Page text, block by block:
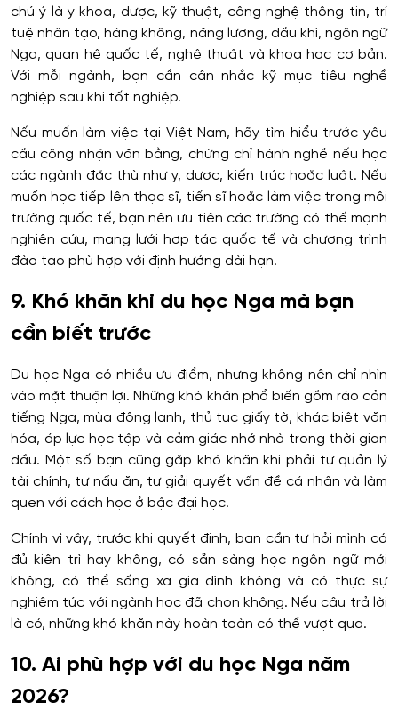
chú ý là y khoa, dược, kỹ thuật, công nghệ thông tin, trí
tuệ nhân tạo, hàng không, năng lượng, dầu khí, ngôn ngữ
Nga, quan hệ quốc tế, nghệ thuật và khoa học cơ bản.
Với mỗi ngành, bạn cần cân nhắc kỹ mục tiêu nghề
nghiệp sau khi tốt nghiệp.
Nếu muốn làm việc tại Việt Nam, hãy tìm hiểu trước yêu
cầu công nhận văn bằng, chứng chỉ hành nghề nếu học
các ngành đặc thù như y, dược, kiến trúc hoặc luật. Nếu
muốn học tiếp lên thạc sĩ, tiến sĩ hoặc làm việc trong môi
trường quốc tế, bạn nên ưu tiên các trường có thế mạnh
nghiên cứu, mạng lưới hợp tác quốc tế và chương trình
đào tạo phù hợp với định hướng dài hạn.
9. Khó khăn khi du học Nga mà bạn
cần biết trước
Du học Nga có nhiều ưu điểm, nhưng không nên chỉ nhìn
vào mặt thuận lợi. Những khó khăn phổ biến gồm rào cản
tiếng Nga, mùa đông lạnh, thủ tục giấy tờ, khác biệt văn
hóa, áp lực học tập và cảm giác nhớ nhà trong thời gian
đầu. Một số bạn cũng gặp khó khăn khi phải tự quản lý
tài chính, tự nấu ăn, tự giải quyết vấn đề cá nhân và làm
quen với cách học ở bậc đại học.
Chính vì vậy, trước khi quyết định, bạn cần tự hỏi mình có
đủ kiên trì hay không, có sẵn sàng học ngôn ngữ mới
không, có thể sống xa gia đình không và có thực sự
nghiêm túc với ngành học đã chọn không. Nếu câu trả lời
là có, những khó khăn này hoàn toàn có thể vượt qua.
10. Ai phù hợp với du học Nga năm
2026?